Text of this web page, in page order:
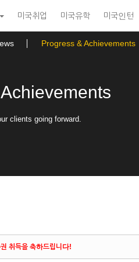
미국취업 미국유학 미국인턴
Progress & Achievements
clients going forward.
취득을 축하드립니다!